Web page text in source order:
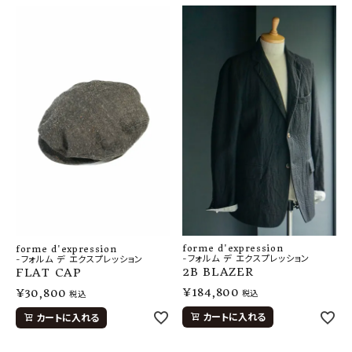
forme d'expression
-フォルム デ エクスプレッション
FLAT CAP
¥30,800 税込
カートに入れる
forme d'expression
-フォルム デ エクスプレッション
2B BLAZER
¥184,800 税込
カートに入れる